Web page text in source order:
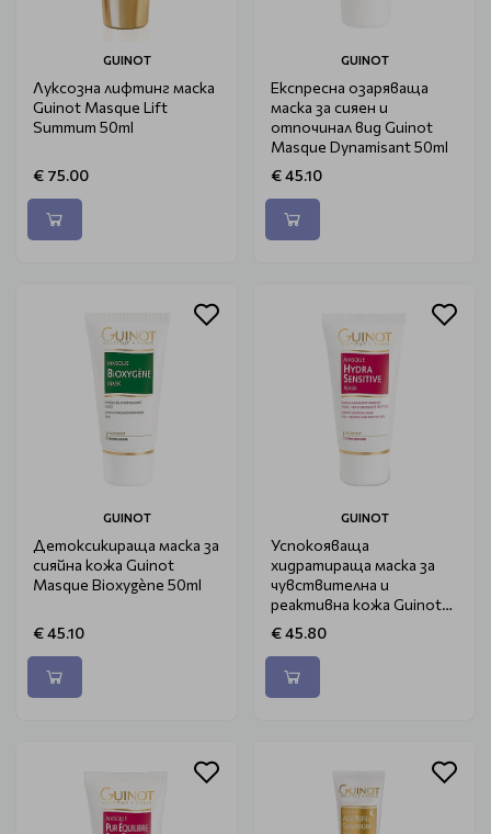
GUINOT
Луксозна лифтинг маска
Guinot Masque Lift
Summum 50ml
€ 75.00
GUINOT
Експресна озаряваща
маска за сияен и
отпочинал вид Guinot
Masque Dynamisant 50ml
€ 45.10
GUINOT
Детоксикираща маска за
сияйна кожа Guinot
Masque Bioxygène 50ml
€ 45.10
GUINOT
Успокояваща
хидратираща маска за
чувствителна и
реактивна кожа Guinot
Masque Hydra Sensitive
50ml
€ 45.80